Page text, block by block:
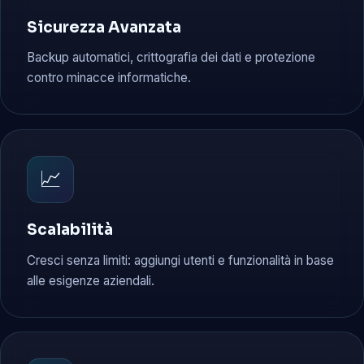
Sicurezza Avanzata
Backup automatici, crittografia dei dati e protezione
contro minacce informatiche.
📈
Scalabilità
Cresci senza limiti: aggiungi utenti e funzionalità in base
alle esigenze aziendali.